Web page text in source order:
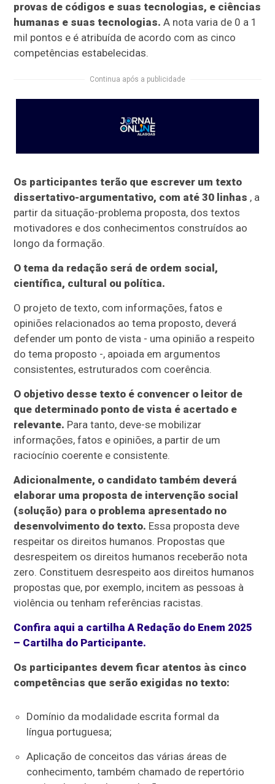
provas de códigos e suas tecnologias, e ciências
humanas e suas tecnologias. A nota varia de 0 a 1
mil pontos e é atribuída de acordo com as cinco
competências estabelecidas.
Continua após a publicidade
Os participantes terão que escrever um texto
dissertativo-argumentativo, com até 30 linhas , a
partir da situação-problema proposta, dos textos
motivadores e dos conhecimentos construídos ao
longo da formação.
O tema da redação será de ordem social,
científica, cultural ou política.
O projeto de texto, com informações, fatos e
opiniões relacionados ao tema proposto, deverá
defender um ponto de vista - uma opinião a respeito
do tema proposto -, apoiada em argumentos
consistentes, estruturados com coerência.
O objetivo desse texto é convencer o leitor de
que determinado ponto de vista é acertado e
relevante. Para tanto, deve-se mobilizar
informações, fatos e opiniões, a partir de um
raciocínio coerente e consistente.
Adicionalmente, o candidato também deverá
elaborar uma proposta de intervenção social
(solução) para o problema apresentado no
desenvolvimento do texto. Essa proposta deve
respeitar os direitos humanos. Propostas que
desrespeitem os direitos humanos receberão nota
zero. Constituem desrespeito aos direitos humanos
propostas que, por exemplo, incitem as pessoas à
violência ou tenham referências racistas.
Confira aqui a cartilha A Redação do Enem 2025
– Cartilha do Participante.
Os participantes devem ficar atentos às cinco
competências que serão exigidas no texto:
Domínio da modalidade escrita formal da
língua portuguesa;
Aplicação de conceitos das várias áreas de
conhecimento, também chamado de repertório